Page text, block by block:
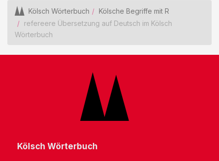
Kölsch Wörterbuch
Kölsche Begriffe mit R
refereere Übersetzung auf Deutsch im Kölsch
Wörterbuch
Kölsch Wörterbuch